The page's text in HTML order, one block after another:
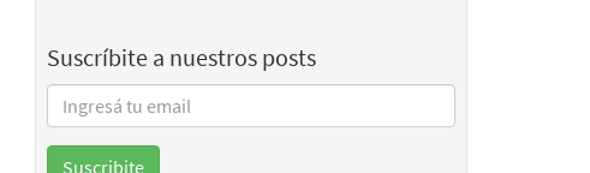
Suscríbite a nuestros posts